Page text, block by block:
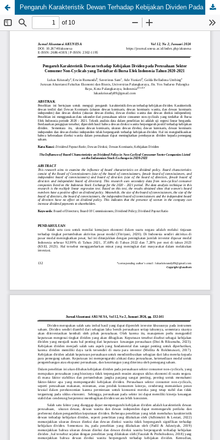
Pengaruh Karakteristik Dewan Terhadap Kebijakan Dividen Pada Perusahaan Sektor Consumer Non-cyclicals Yang Terdaftar Di Bursa Efek Indonesia Tahun 2020-2022